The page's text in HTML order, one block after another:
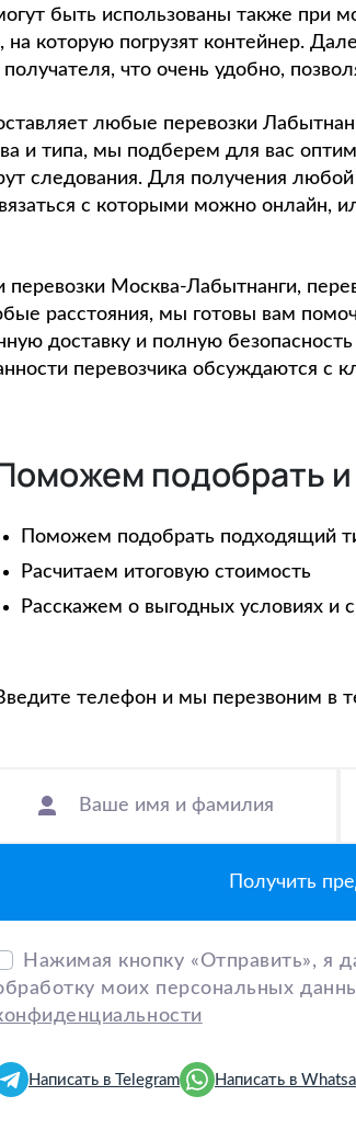
быть использованы также при
на которую погрузят контейнер.
что очень удобно,
любые перевозки
и типа, мы подберем для вас
следования. Для получения любой
с которыми можно онлайн,
перевозки Москва-Лабытнанги,
расстояния, мы готовы вам
доставку и полную
перевозчика обсуждаются с
подобрать и
Поможем подобрать подходящий
Расчитаем итоговую стоимость
Расскажем о выгодных условиях и
телефон и мы перезвоним в
Ваше имя и фамилия
Нажимая кнопку «Отправить», я
моих персональных
Написать в Telegram Написать в